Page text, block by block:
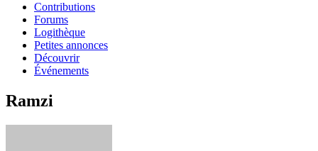
Contributions
Forums
Logithèque
Petites annonces
Découvrir
Événements
Ramzi